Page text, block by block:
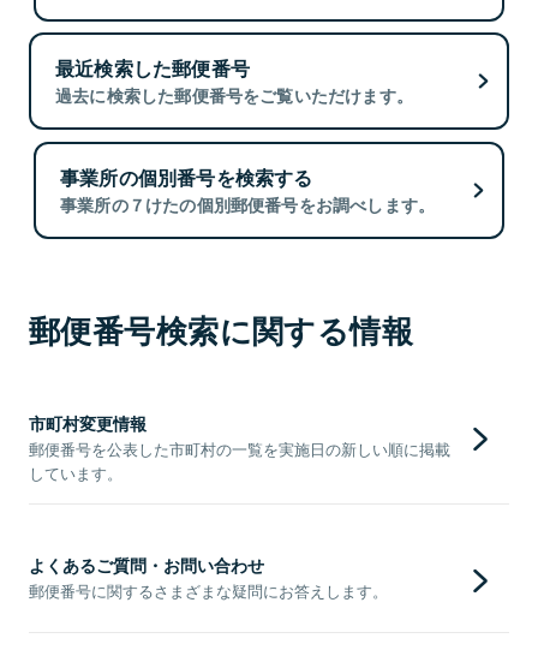
最近検索した郵便番号
過去に検索した郵便番号をご覧いただけます。
事業所の個別番号を検索する
事業所の７けたの個別郵便番号をお調べします。
郵便番号検索に関する情報
市町村変更情報
郵便番号を公表した市町村の一覧を実施日の新しい順に掲載
しています。
よくあるご質問・お問い合わせ
郵便番号に関するさまざまな疑問にお答えします。